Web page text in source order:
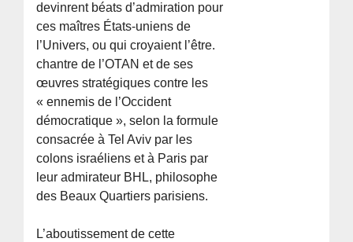
devinrent béats d’admiration pour
ces maîtres États-uniens de
l’Univers, ou qui croyaient l’être.
chantre de l’OTAN et de ses
œuvres stratégiques contre les
« ennemis de l’Occident
démocratique », selon la formule
consacrée à Tel Aviv par les
colons israéliens et à Paris par
leur admirateur BHL, philosophe
des Beaux Quartiers parisiens.
L’aboutissement de cette